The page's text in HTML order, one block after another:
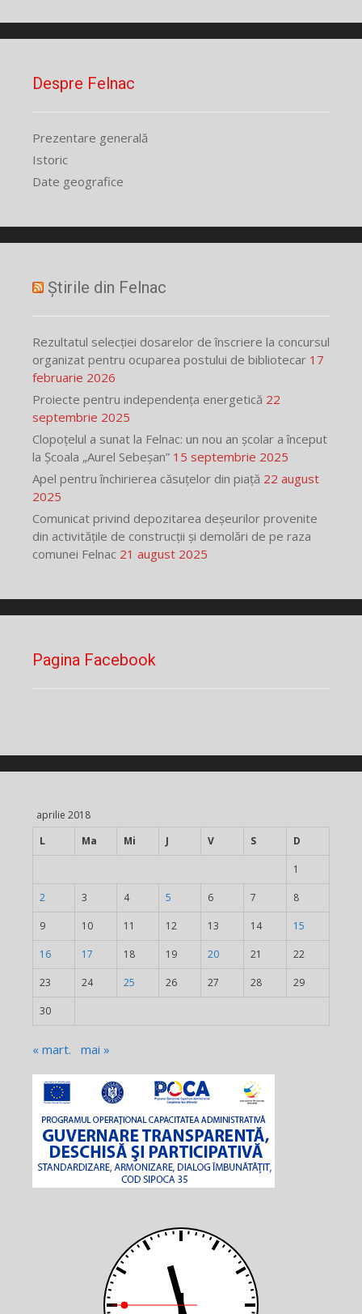
Despre Felnac
Prezentare generală
Istoric
Date geografice
Știrile din Felnac
Rezultatul selecției dosarelor de înscriere la concursul
organizat pentru ocuparea postului de bibliotecar 17
februarie 2026
Proiecte pentru independența energetică 22
septembrie 2025
Clopoțelul a sunat la Felnac: un nou an școlar a început
la Școala „Aurel Sebeșan” 15 septembrie 2025
Apel pentru închirierea căsuțelor din piață 22 august
2025
Comunicat privind depozitarea deșeurilor provenite
din activitățile de construcții și demolări de pe raza
comunei Felnac 21 august 2025
Pagina Facebook
aprilie 2018
L
Ma Mi J V S D
1
2 3 4 5 6 7 8
9 10 11 12 13 14 15
16 17 18 19 20 21 22
23 24 25 26 27 28 29
30
« mart. mai »